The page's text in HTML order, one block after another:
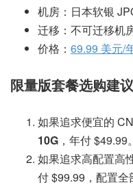
机房：日本软银
迁移：不可迁移机
价格： 69.99 美元/
限量版套餐选购建议
如果追求便宜的
10G ，年付 $49.99。
如果追求高配置高
付 $99.99，配置全